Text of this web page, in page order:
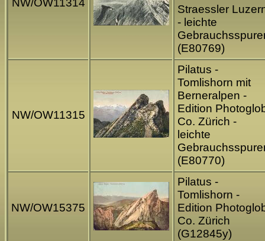
NW/OW11314
Straessler
- leichte
(E80769)
NW/OW11315
Pilatus -
Tomlishorn mit
Berneralpen -
Edition
Co. Zürich -
leichte
(E80770)
NW/OW15375
Pilatus -
Tomlishorn -
Edition
Co. Zürich
(G12845y)